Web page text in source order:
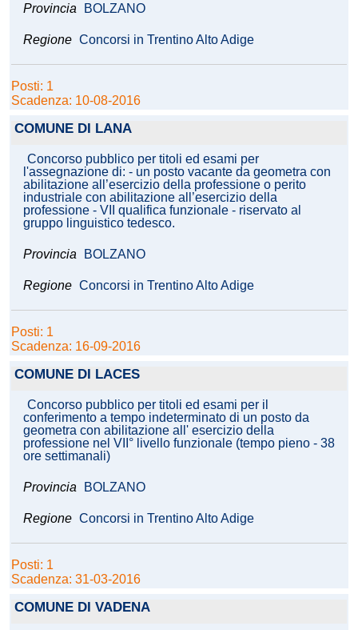
Provincia BOLZANO
Regione Concorsi in Trentino Alto Adige
Posti: 1
Scadenza: 10-08-2016
COMUNE DI LANA
Concorso pubblico per titoli ed esami per
l'assegnazione di: - un posto vacante da geometra con
abilitazione all’esercizio della professione o perito
industriale con abilitazione all’esercizio della
professione - VII qualifica funzionale - riservato al
gruppo linguistico tedesco.
Provincia BOLZANO
Regione Concorsi in Trentino Alto Adige
Posti: 1
Scadenza: 16-09-2016
COMUNE DI LACES
Concorso pubblico per titoli ed esami per il
conferimento a tempo indeterminato di un posto da
geometra con abilitazione all' esercizio della
professione nel VII° livello funzionale (tempo pieno - 38
ore settimanali)
Provincia BOLZANO
Regione Concorsi in Trentino Alto Adige
Posti: 1
Scadenza: 31-03-2016
COMUNE DI VADENA